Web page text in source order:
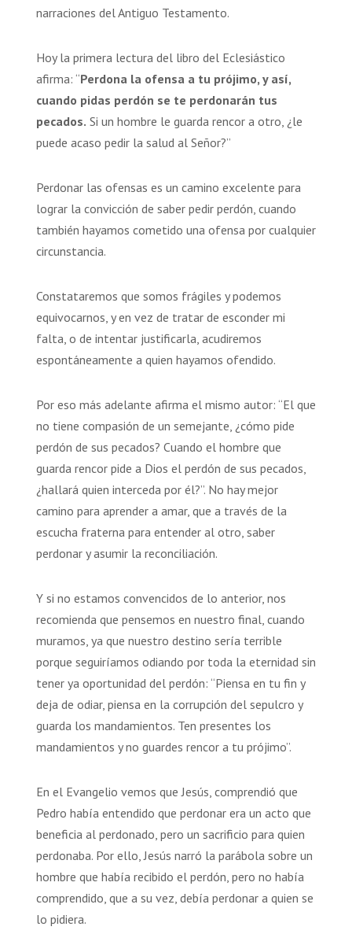
narraciones del Antiguo Testamento.
Hoy la primera lectura del libro del Eclesiástico
afirma: “Perdona la ofensa a tu prójimo, y así,
cuando pidas perdón se te perdonarán tus
pecados. Si un hombre le guarda rencor a otro, ¿le
puede acaso pedir la salud al Señor?”
Perdonar las ofensas es un camino excelente para
lograr la convicción de saber pedir perdón, cuando
también hayamos cometido una ofensa por cualquier
circunstancia.
Constataremos que somos frágiles y podemos
equivocarnos, y en vez de tratar de esconder mi
falta, o de intentar justificarla, acudiremos
espontáneamente a quien hayamos ofendido.
Por eso más adelante afirma el mismo autor: “El que
no tiene compasión de un semejante, ¿cómo pide
perdón de sus pecados? Cuando el hombre que
guarda rencor pide a Dios el perdón de sus pecados,
¿hallará quien interceda por él?”. No hay mejor
camino para aprender a amar, que a través de la
escucha fraterna para entender al otro, saber
perdonar y asumir la reconciliación.
Y si no estamos convencidos de lo anterior, nos
recomienda que pensemos en nuestro final, cuando
muramos, ya que nuestro destino sería terrible
porque seguiríamos odiando por toda la eternidad sin
tener ya oportunidad del perdón: “Piensa en tu fin y
deja de odiar, piensa en la corrupción del sepulcro y
guarda los mandamientos. Ten presentes los
mandamientos y no guardes rencor a tu prójimo”.
En el Evangelio vemos que Jesús, comprendió que
Pedro había entendido que perdonar era un acto que
beneficia al perdonado, pero un sacrificio para quien
perdonaba. Por ello, Jesús narró la parábola sobre un
hombre que había recibido el perdón, pero no había
comprendido, que a su vez, debía perdonar a quien se
lo pidiera.